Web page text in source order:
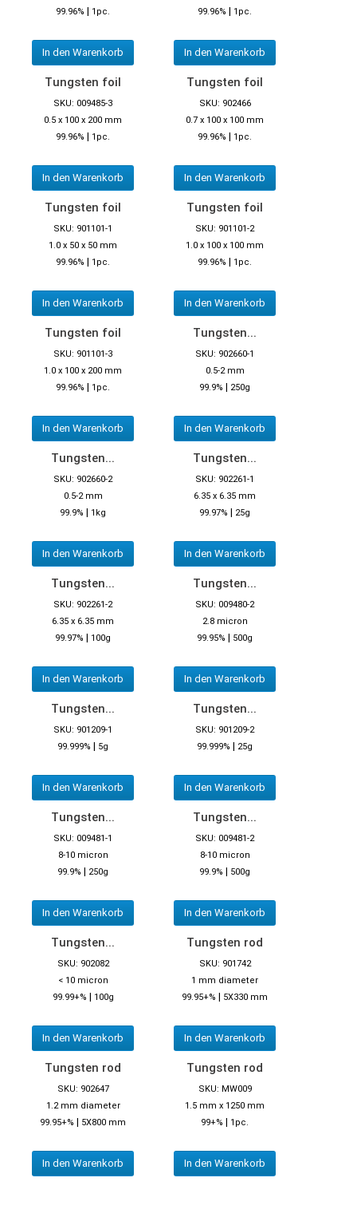
99.96% | 1pc.
In den Warenkorb
99.96% | 1pc.
In den Warenkorb
Tungsten foil
SKU: 009485-3
0.5 x 100 x 200 mm
99.96% | 1pc.
In den Warenkorb
Tungsten foil
SKU: 902466
0.7 x 100 x 100 mm
99.96% | 1pc.
In den Warenkorb
Tungsten foil
SKU: 901101-1
1.0 x 50 x 50 mm
99.96% | 1pc.
In den Warenkorb
Tungsten foil
SKU: 901101-2
1.0 x 100 x 100 mm
99.96% | 1pc.
In den Warenkorb
Tungsten foil
SKU: 901101-3
1.0 x 100 x 200 mm
99.96% | 1pc.
In den Warenkorb
Tungsten...
SKU: 902660-1
0.5-2 mm
99.9% | 250g
In den Warenkorb
Tungsten...
SKU: 902660-2
0.5-2 mm
99.9% | 1kg
In den Warenkorb
Tungsten...
SKU: 902261-1
6.35 x 6.35 mm
99.97% | 25g
In den Warenkorb
Tungsten...
SKU: 902261-2
6.35 x 6.35 mm
99.97% | 100g
In den Warenkorb
Tungsten...
SKU: 009480-2
2.8 micron
99.95% | 500g
In den Warenkorb
Tungsten...
SKU: 901209-1
99.999% | 5g
In den Warenkorb
Tungsten...
SKU: 901209-2
99.999% | 25g
In den Warenkorb
Tungsten...
SKU: 009481-1
8-10 micron
99.9% | 250g
In den Warenkorb
Tungsten...
SKU: 009481-2
8-10 micron
99.9% | 500g
In den Warenkorb
Tungsten...
SKU: 902082
< 10 micron
99.99+% | 100g
In den Warenkorb
Tungsten rod
SKU: 901742
1 mm diameter
99.95+% | 5X330 mm
In den Warenkorb
Tungsten rod
SKU: 902647
1.2 mm diameter
99.95+% | 5X800 mm
In den Warenkorb
Tungsten rod
SKU: MW009
1.5 mm x 1250 mm
99+% | 1pc.
In den Warenkorb